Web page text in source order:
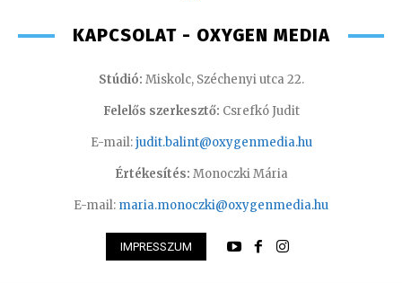
KAPCSOLAT - OXYGEN MEDIA
Stúdió: Miskolc, Széchenyi utca 22.
Felelős szerkesztő: Csrefkó Judit
E-mail:judit.balint@oxygenmedia.hu
Értékesítés: Monoczki Mária
E-mail: maria.monoczki@oxygenmedia.hu
IMPRESSZUM